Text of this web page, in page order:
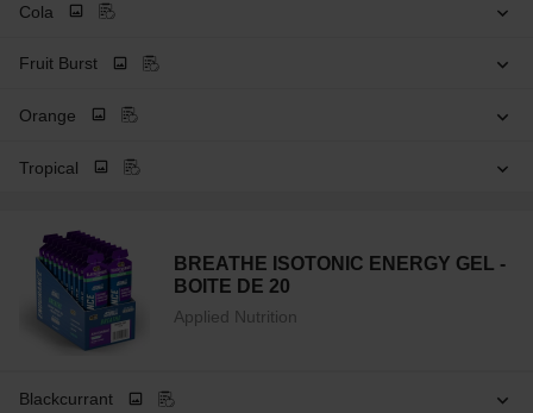
Cola
Fruit Burst
Orange
Tropical
BREATHE ISOTONIC ENERGY GEL -
BOITE DE 20
Applied Nutrition
Blackcurrant